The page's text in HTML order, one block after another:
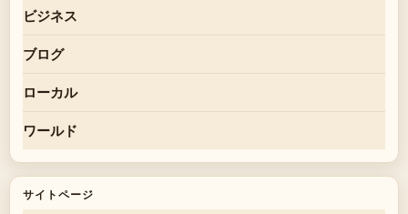
ビジネス
ブログ
ローカル
ワールド
サイトページ